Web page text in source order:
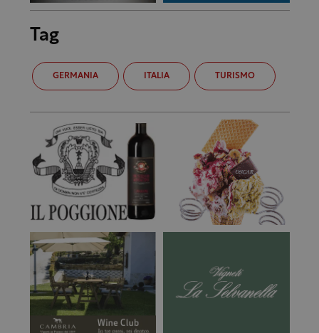
Tag
GERMANIA ITALIA TURISMO